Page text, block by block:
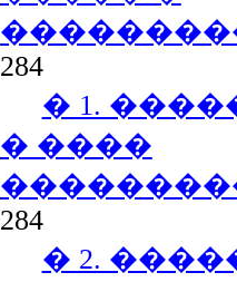
284
� 1.
� ����
284
� 2.